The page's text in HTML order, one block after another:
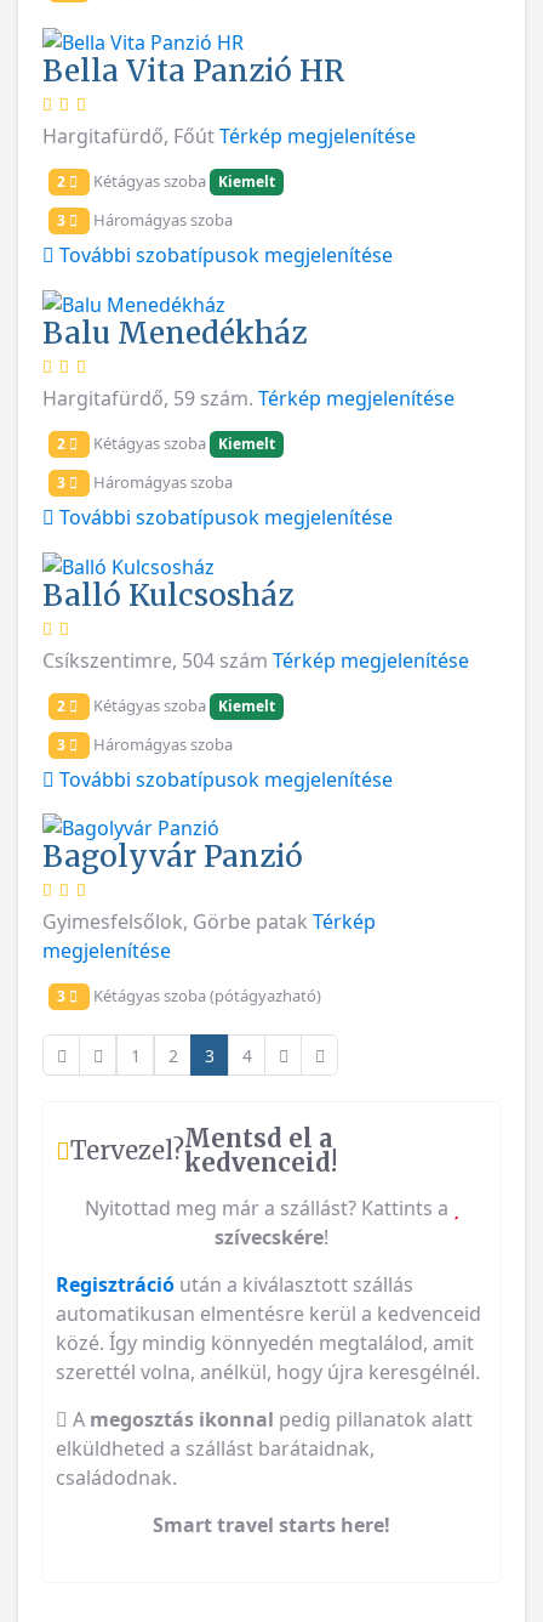
Bella Vita Panzió HR
Hargitafürdő, FőútTérkép megjelenítése
2 Kétágyas szoba
Kiemelt
3
Háromágyas szoba
További szobatípusok megjelenítése
Balu Menedékház
Hargitafürdő, 59 szám. Térkép megjelenítése
2 Kétágyas szoba
Kiemelt
3
Háromágyas szoba
További szobatípusok megjelenítése
Balló Kulcsosház
Csíkszentimre, 504 szám Térkép megjelenítése
2 Kétágyas szoba
Kiemelt
3
Háromágyas szoba
További szobatípusok megjelenítése
Bagolyvár Panzió
Gyimesfelsőlok, Görbe patak Térkép
megjelenítése
3 Kétágyas szoba (pótágyazható)
1 2 3 4
Tervezel?Mentsd el a
kedvenceid!
Nyitottad meg már a szállást? Kattints a
szívecskére!
Regisztráció után a kiválasztott szállás
automatikusan elmentésre kerül a kedvenceid
közé. Így mindig könnyedén megtalálod, amit
szerettél volna, anélkül, hogy újra keresgélnél.
A megosztás ikonnal pedig pillanatok alatt
elküldheted a szállást barátaidnak,
családodnak.
Smart travel starts here!